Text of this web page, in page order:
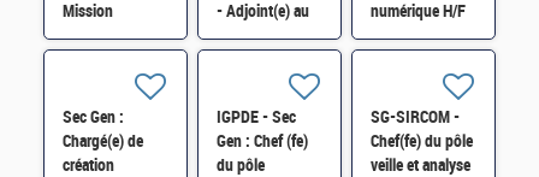
Mission
"Communication
agents
comptables" -
2FCE-2B
- Adjoint(e) au
chef de bureau,
communication
externe H/F
numérique H/F
Sec Gen :
Chargé(e) de
création
IGPDE - Sec
Gen : Chef (fe)
du pôle
SG-SIRCOM -
Chef(fe) du pôle
veille et analyse